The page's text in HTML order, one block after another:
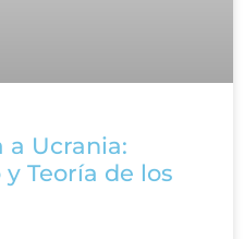
a Ucrania:
Teoría de los